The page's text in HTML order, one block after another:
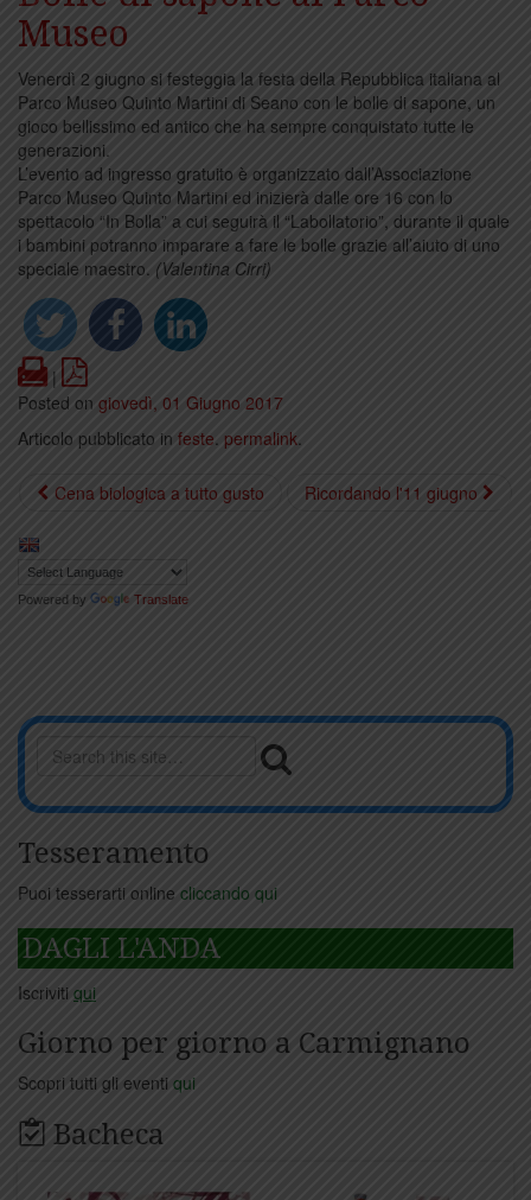
Museo
Venerdì 2 giugno si festeggia la festa della Repubblica italiana al
Parco Museo Quinto Martini di Seano con le bolle di sapone, un
gioco bellissimo ed antico che ha sempre conquistato tutte le
generazioni.
L’evento ad ingresso gratuito è organizzato dall’Associazione
Parco Museo Quinto Martini ed inizierà dalle ore 16 con lo
spettacolo “In Bolla” a cui seguirà il “Labollatorio”, durante il quale
i bambini potranno imparare a fare le bolle grazie all’aiuto di uno
speciale maestro. (Valentina Cirri)
Print
|
Posted on giovedì, 01 Giugno 2017
Articolo pubblicato in feste. permalink.
Cena biologica a tutto gusto Ricordando l'11 giugno
Powered by Translate
Tesseramento
Puoi tesserarti online cliccando qui
DAGLI L'ANDA
Iscriviti qui
Giorno per giorno a Carmignano
Scopri tutti gli eventi qui
Bacheca